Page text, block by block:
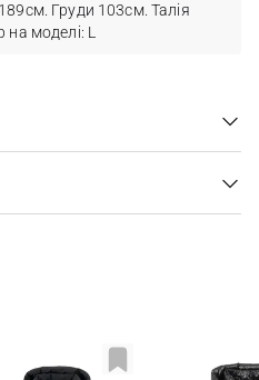
Груди 103см. Талія
моделі: L